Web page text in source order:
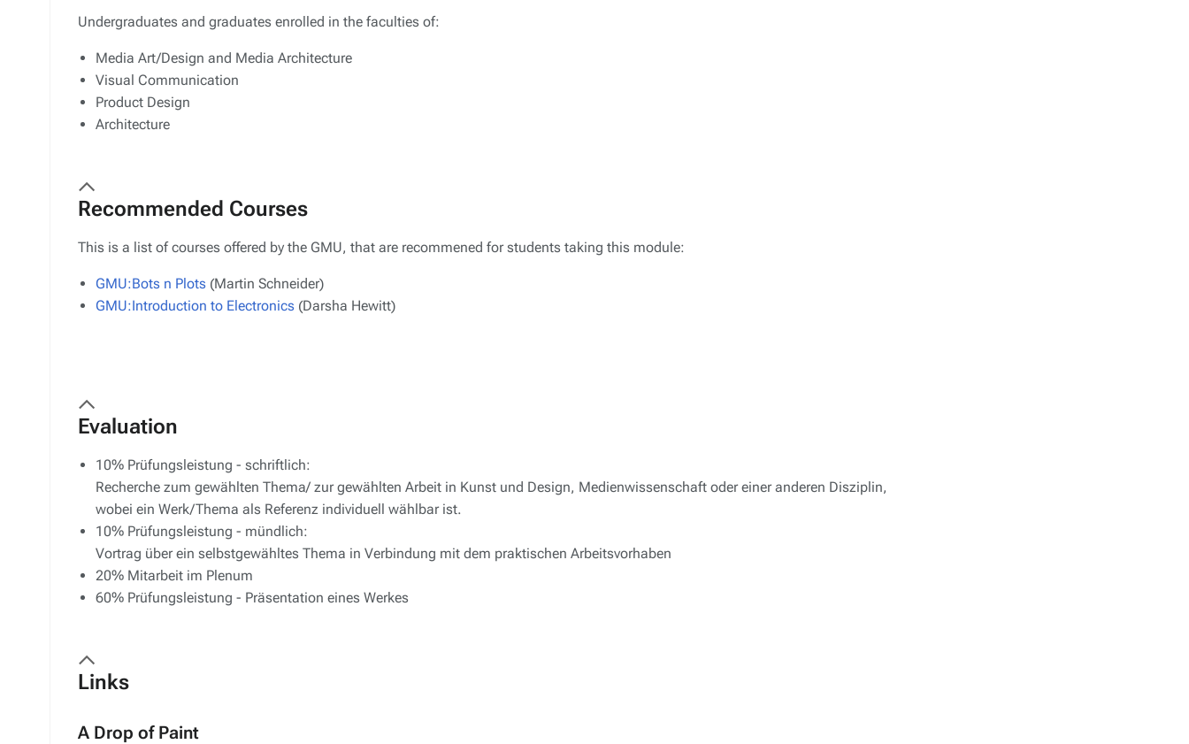
Undergraduates and graduates enrolled in the faculties of:
Media Art/Design and Media Architecture
Visual Communication
Product Design
Architecture
Recommended Courses
This is a list of courses offered by the GMU, that are recommened for students taking this module:
GMU:Bots n Plots (Martin Schneider)
GMU:Introduction to Electronics (Darsha Hewitt)
Evaluation
10% Prüfungsleistung - schriftlich:
Recherche zum gewählten Thema/ zur gewählten Arbeit in Kunst und Design, Medienwissenschaft oder einer anderen Disziplin,
wobei ein Werk/Thema als Referenz individuell wählbar ist.
10% Prüfungsleistung - mündlich:
Vortrag über ein selbstgewähltes Thema in Verbindung mit dem praktischen Arbeitsvorhaben
20% Mitarbeit im Plenum
60% Prüfungsleistung - Präsentation eines Werkes
Links
A Drop of Paint